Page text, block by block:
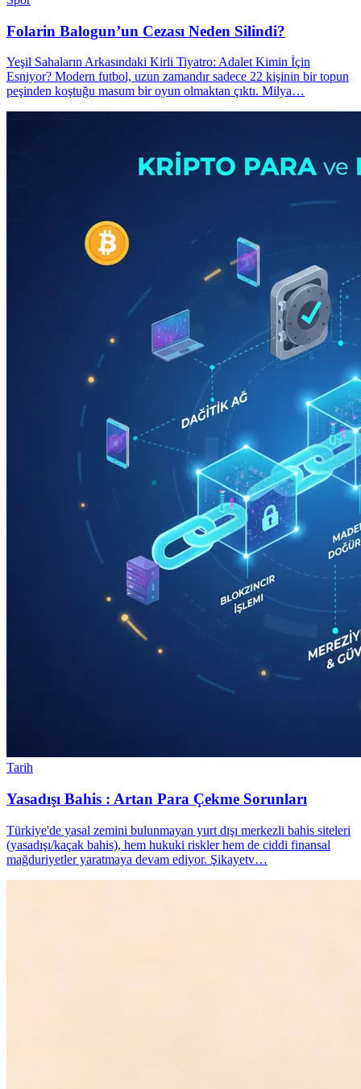
Folarin Balogun’un Cezası Neden Silindi?
Yeşil Sahaların Arkasındaki Kirli Tiyatro: Adalet Kimin İçin
Esniyor? Modern futbol, uzun zamandır sadece 22 kişinin bir topun
peşinden koştuğu masum bir oyun olmaktan çıktı. Milya…
Tarih
Yasadışı Bahis : Artan Para Çekme Sorunları
Türkiye'de yasal zemini bulunmayan yurt dışı merkezli bahis siteleri
(yasadışı/kaçak bahis), hem hukuki riskler hem de ciddi finansal
mağduriyetler yaratmaya devam ediyor. Şikayetv…